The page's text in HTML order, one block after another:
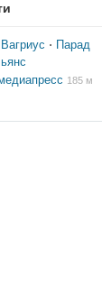
Вагриус ⋅ Парад
185 м